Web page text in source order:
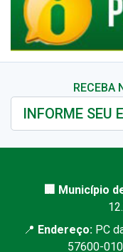
RECEBA
🏢 Município
📍 Endereço: PC
57600-